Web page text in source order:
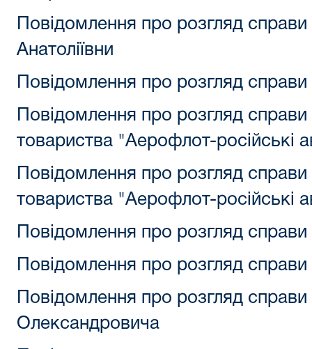
Повідомлення про розгляд
Анатоліївни
Повідомлення про розгляд
Повідомлення про розгляд справи
товариства "Аерофлот-російські
Повідомлення про розгляд справи
товариства "Аерофлот-російські
Повідомлення про розгляд справи
Повідомлення про розгляд
Повідомлення про розгляд
Олександровича